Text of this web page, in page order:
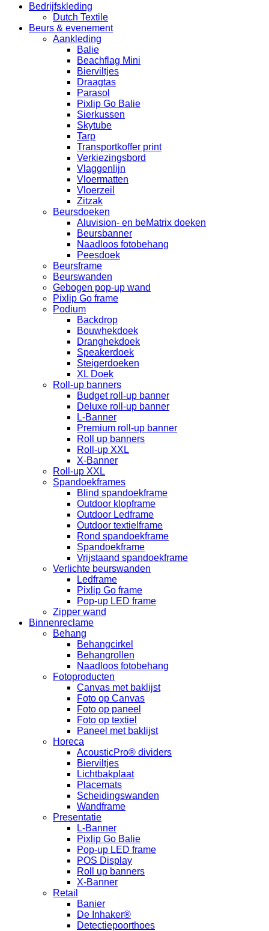
Bedrijfskleding
Dutch Textile
Beurs & evenement
Aankleding
Balie
Beachflag Mini
Bierviltjes
Draagtas
Parasol
Pixlip Go Balie
Sierkussen
Skytube
Tarp
Transportkoffer print
Verkiezingsbord
Vlaggenlijn
Vloermatten
Vloerzeil
Zitzak
Beursdoeken
Aluvision- en beMatrix doeken
Beursbanner
Naadloos fotobehang
Peesdoek
Beursframe
Beurswanden
Gebogen pop-up wand
Pixlip Go frame
Podium
Backdrop
Bouwhekdoek
Dranghekdoek
Speakerdoek
Steigerdoeken
XL Doek
Roll-up banners
Budget roll-up banner
Deluxe roll-up banner
L-Banner
Premium roll-up banner
Roll up banners
Roll-up XXL
X-Banner
Roll-up XXL
Spandoekframes
Blind spandoekframe
Outdoor klopframe
Outdoor Ledframe
Outdoor textielframe
Rond spandoekframe
Spandoekframe
Vrijstaand spandoekframe
Verlichte beurswanden
Ledframe
Pixlip Go frame
Pop-up LED frame
Zipper wand
Binnenreclame
Behang
Behangcirkel
Behangrollen
Naadloos fotobehang
Fotoproducten
Canvas met baklijst
Foto op Canvas
Foto op paneel
Foto op textiel
Paneel met baklijst
Horeca
AcousticPro® dividers
Bierviltjes
Lichtbakplaat
Placemats
Scheidingswanden
Wandframe
Presentatie
L-Banner
Pixlip Go Balie
Pop-up LED frame
POS Display
Roll up banners
X-Banner
Retail
Banier
De Inhaker®
Detectiepoorthoes